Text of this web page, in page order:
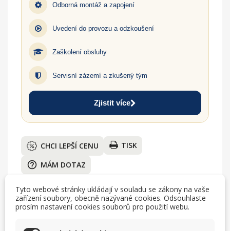
Odborná montáž a zapojení
Uvedení do provozu a odzkoušení
Zaškolení obsluhy
Servisní zázemí a zkušený tým
Zjistit více
CHCI LEPŠÍ CENU TISK
help_outline MÁM DOTAZ
Tyto webové stránky ukládají v souladu se zákony na vaše
zařízení soubory, obecně nazývané cookies. Odsouhlaste
prosím nastavení cookies souborů pro použití webu.